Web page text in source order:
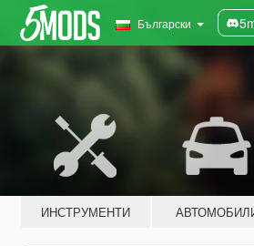
Български
ИНСТРУМЕНТИ